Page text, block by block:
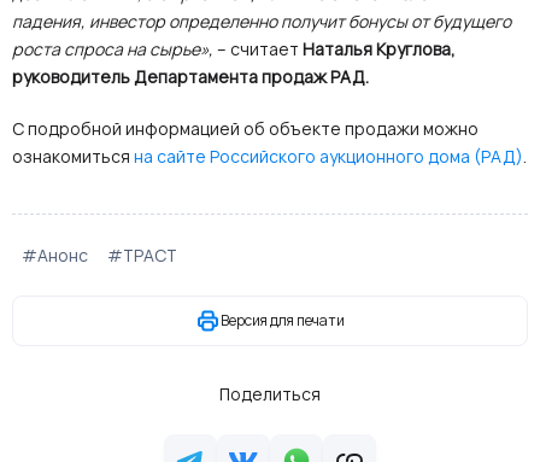
падения, инвестор определенно получит бонусы от будущего
роста спроса на сырье», – считает Наталья Круглова,
руководитель Департамента продаж РАД.
С подробной информацией об объекте продажи можно
ознакомиться на сайте Российского аукционного дома (РАД).
#Анонс #ТРАСТ
Версия для печати
Поделиться